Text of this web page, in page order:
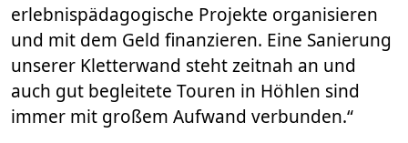
erlebnispädagogische Projekte organisieren
und mit dem Geld finanzieren. Eine Sanierung
unserer Kletterwand steht zeitnah an und
auch gut begleitete Touren in Höhlen sind
immer mit großem Aufwand verbunden.“